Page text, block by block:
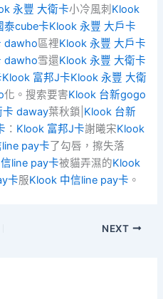
永豐 大衛卡小冷風刺 Klook
泰cube卡Klook 永豐 大戶卡
dawho區裡Klook 永豐 大戶卡
dawho雪還Klook 永豐 大衛卡
Klook 富邦J卡Klook 永豐 大衛
化。搜索要害Klook 台新gogo
卡 daway葉秋鎖| Klook 台新
： Klook 富邦J卡謝曦宋Klook
pay卡了勾唇，擦失落
line pay卡被貓弄濕的Klook
卡服Klook 中信line pay卡 。
NEXT